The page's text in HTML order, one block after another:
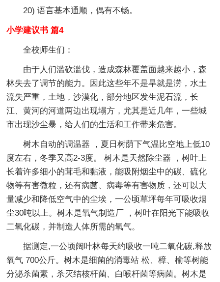
20) 语言基本通顺，偶有不畅。
小学建议书 篇4
全校师生们：
由于人们滥砍滥伐，造成森林覆盖面越来越小，森
林失去了调节的能力。因此这些年不是旱就是涝，水土
流失严重，土地，沙漠化，部分地区发生泥石流，长
江、黄河的河道两边出现塌方，尤其是近几年，一些城
市出现沙尘暴，给人们的生活和工作带来危害。
树木自动的调温器 ，夏日树荫下气温比空地上低10
度左右，冬季又高2-3度。 树木是天然除尘器 ，树叶上
长着许多细小的茸毛和黏液，能吸附烟尘中的碳、硫化
物等有害微粒，还有病菌、病毒等有害物质，还可以大
量减少和降低空气中的尘埃，一公顷草坪每年可吸收烟
尘30吨以上。树木是氧气制造厂 ，树叶在阳光下能吸收
二氧化碳，并制造人体所需的氧气。
据测定,一公顷阔叶林每天约吸收一吨二氧化碳,释放
氧气 700公斤。树木是细菌的消毒站 松、樟、榆等树能
分泌杀菌素，杀灭结核杆菌、白喉杆菌等病菌。树木是